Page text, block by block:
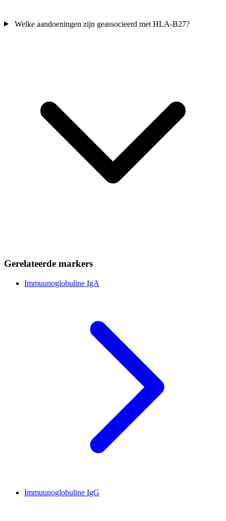
Welke aandoeningen zijn geassocieerd met HLA-B27?
Gerelateerde markers
Immuunoglobuline IgA
Immuunoglobuline IgG